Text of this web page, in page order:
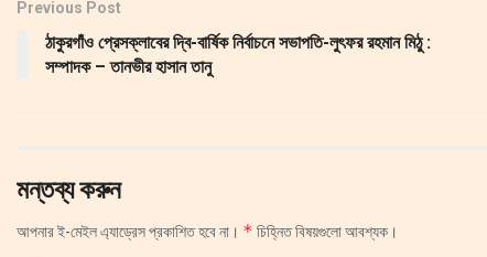
Previous Post
ঠাকুরগাঁও প্রেসক্লাবের দ্বি-বার্ষিক নির্বাচনে সভাপতি-লুৎফর রহমান মিঠু :
সম্পাদক – তানভীর হাসান তানু
মন্তব্য করুন
আপনার ই-মেইল এ্যাড্রেস প্রকাশিত হবে না। * চিহ্নিত বিষয়গুলো আবশ্যক।